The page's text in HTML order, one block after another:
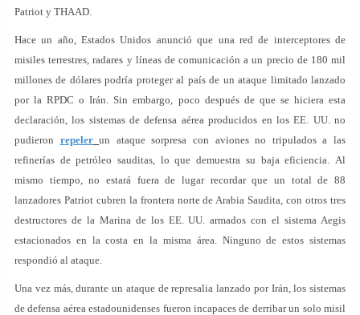
Patriot y THAAD.
Hace un año, Estados Unidos anunció que una red de interceptores de
misiles terrestres, radares y líneas de comunicación a un precio de 180 mil
millones de dólares podría proteger al país de un ataque limitado lanzado
por la RPDC o Irán. Sin embargo, poco después de que se hiciera esta
declaración, los sistemas de defensa aérea producidos en los EE. UU. no
pudieron repeler un ataque sorpresa con aviones no tripulados a las
refinerías de petróleo sauditas, lo que demuestra su baja eficiencia. Al
mismo tiempo, no estará fuera de lugar recordar que un total de 88
lanzadores Patriot cubren la frontera norte de Arabia Saudita, con otros tres
destructores de la Marina de los EE. UU. armados con el sistema Aegis
estacionados en la costa en la misma área. Ninguno de estos sistemas
respondió al ataque.
Una vez más, durante un ataque de represalia lanzado por Irán, los sistemas
de defensa aérea estadounidenses fueron incapaces de derribar un solo misil